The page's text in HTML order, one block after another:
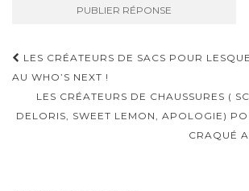
Navigation
d'article
LES CRÉATEURS DE SACS POUR
AU WHO’S NEXT !
LES CRÉATEURS DE CHAUSSURES (
DELORIS, SWEET LEMON, APOLOGIE)
CRAQUÉ